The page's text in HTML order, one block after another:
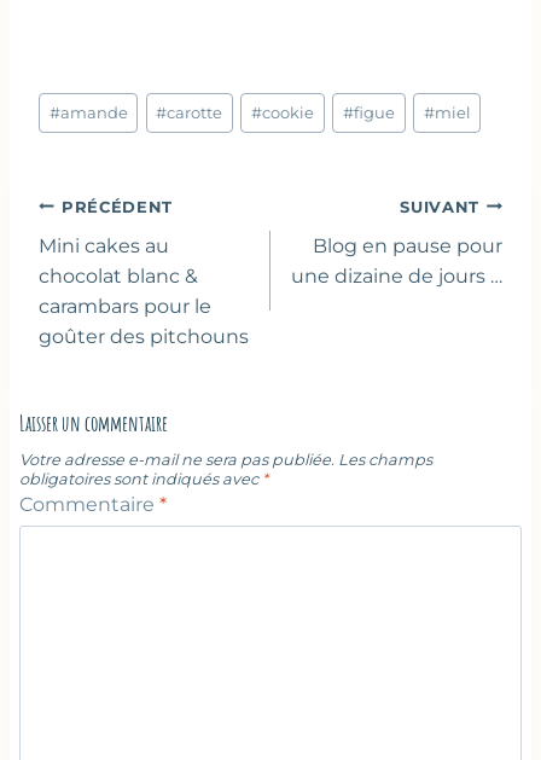
Étiquettes
de
#amande #carotte #cookie #figue #miel
Navigation
de
l’article
PRÉCÉDENT
Mini cakes au
chocolat blanc &
carambars pour le
goûter des pitchouns
SUIVANT
Blog en pause pour
une dizaine de jours …
Laisser un commentaire
Votre adresse e-mail ne sera pas publiée. Les champs
obligatoires sont indiqués avec *
Commentaire *